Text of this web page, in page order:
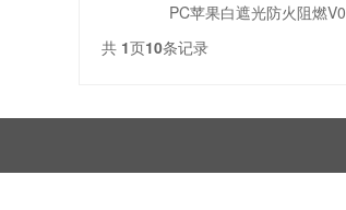
PC苹果白遮光防火阻燃V0
共 1页10条记录